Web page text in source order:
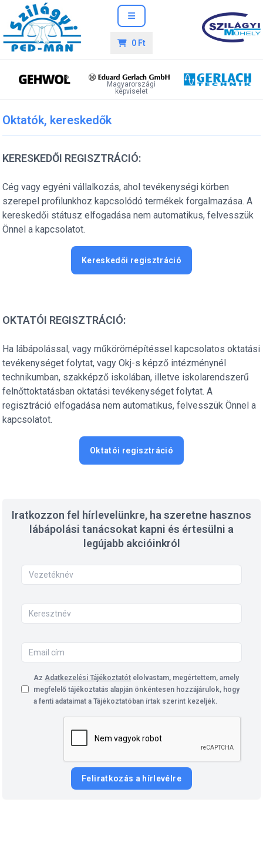
0 Ft
Magyarországi
képviselet
Oktatók, kereskedők
KERESKEDŐI REGISZTRÁCIÓ:
Cég vagy egyéni vállalkozás, ahol tevékenységi körben
szerepel profilunkhoz kapcsolódó termékek forgalmazása. A
kereskedői státusz elfogadása nem automatikus, felvesszük
Önnel a kapcsolatot.
Kereskedői regisztráció
OKTATÓI REGISZTRÁCIÓ:
Ha lábápolással, vagy műkörömépítéssel kapcsolatos oktatási
tevékenységet folytat, vagy Okj-s képző intézménynél
technikumban, szakképző iskolában, illetve iskolarendszerű
felnőttoktatásban oktatási tevékenységet folytat. A
regisztráció elfogadása nem automatikus, felvesszük Önnel a
kapcsolatot.
Oktatói regisztráció
Iratkozzon fel hírlevelünkre, ha szeretne hasznos
lábápolási tanácsokat kapni és értesülni a
legújabb akcióinkról
Az Adatkezelési Tájékoztatót elolvastam, megértettem, amely
megfelelő tájékoztatás alapján önkéntesen hozzájárulok, hogy
a fenti adataimat a Tájékoztatóban írtak szerint kezeljék.
Feliratkozás a hírlevélre